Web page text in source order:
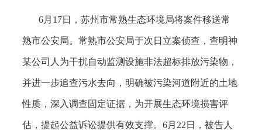
6月17日，苏州市常熟生态环境局将案件移送常
熟市公安局。常熟市公安局于次日立案侦查，查明神
某公司人为干扰自动监测设施非法超标排放污染物，
并进一步追查污水去向，明确被污染河道附近的土地
性质，深入调查固定证据，为开展生态环境损害评
估，提起公益诉讼提供有效支撑。6月22日，被告人